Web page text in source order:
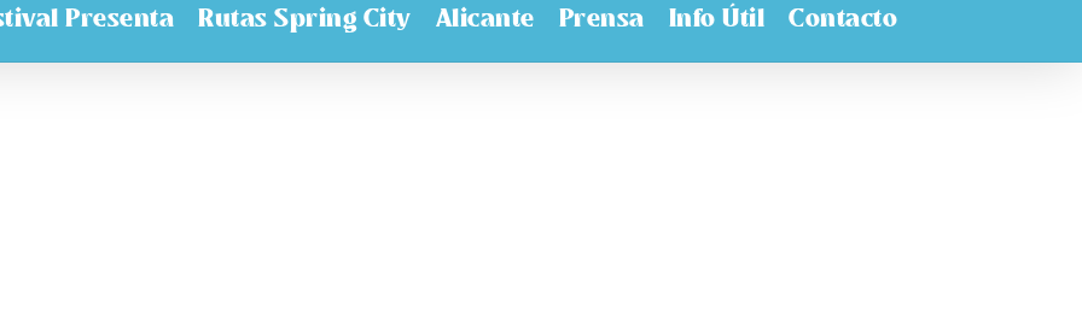
Presenta Rutas Spring City Alicante Prensa Info Útil Contacto